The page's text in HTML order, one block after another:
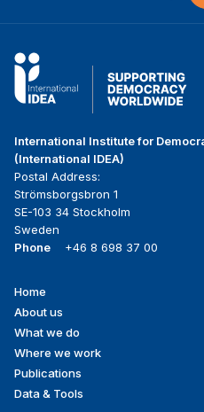
International Institute for
(International IDEA)
Postal Address:
Strömsborgsbron 1
SE-103 34 Stockholm
Sweden
Phone
+46 8 698 37 00
Footer
menu
Home
About us
What we do
Where we work
Publications
Data & Tools